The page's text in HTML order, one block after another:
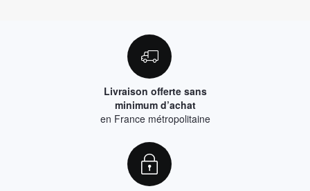
Livraison offerte sans
minimum d’achat
en France métropolitaine